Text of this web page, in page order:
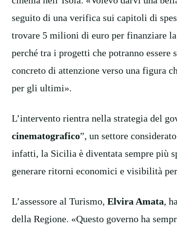
seguito di una verifica sui capitoli di
trovare 5 milioni di euro per finanziare
perché tra i progetti che potranno essere
concreto di attenzione verso una figura
per gli ultimi».
L’intervento rientra nella strategia del
cinematografico”, un settore
infatti, la Sicilia è diventata sempre più
generare ritorni economici e visibilità
L’assessore al Turismo, Elvira Amata,
della Regione. «Questo governo ha